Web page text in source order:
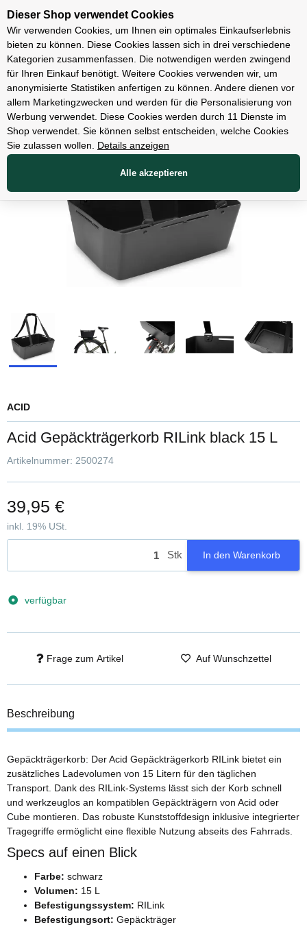
Unsere Filialen
Zubehör
ACID
Acid Gepäckträgerkorb RILink black 15 L
Artikelnummer: 2500274
39,95 €
inkl. 19% USt.
Stk In den Warenkorb
verfügbar
Frage zum Artikel Auf Wunschzettel
Beschreibung
Gepäckträgerkorb: Der Acid Gepäckträgerkorb RILink bietet ein
zusätzliches Ladevolumen von 15 Litern für den täglichen
Transport. Dank des RILink-Systems lässt sich der Korb schnell
und werkzeuglos an kompatiblen Gepäckträgern von Acid oder
Cube montieren. Das robuste Kunststoffdesign inklusive integrierter
Tragegriffe ermöglicht eine flexible Nutzung abseits des Fahrrads.
Specs auf einen Blick
Farbe: schwarz
Volumen: 15 L
Befestigungssystem: RILink
Befestigungsort: Gepäckträger
Dieser Shop verwendet Cookies
Wir verwenden Cookies, um Ihnen ein optimales Einkaufserlebnis
bieten zu können. Diese Cookies lassen sich in drei verschiedene
Kategorien zusammenfassen. Die notwendigen werden zwingend
für Ihren Einkauf benötigt. Weitere Cookies verwenden wir, um
anonymisierte Statistiken anfertigen zu können. Andere dienen vor
allem Marketingzwecken und werden für die Personalisierung von
Werbung verwendet. Diese Cookies werden durch 11 Dienste im
Shop verwendet. Sie können selbst entscheiden, welche Cookies
Sie zulassen wollen.
Details anzeigen
Alle akzeptieren